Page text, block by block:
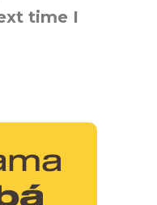
time I